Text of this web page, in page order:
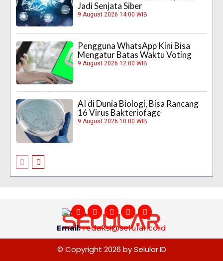
Jadi Senjata Siber
9 August 2026 14:00 WIB
Pengguna WhatsApp Kini Bisa
Mengatur Batas Waktu Voting
9 August 2026 12:00 WIB
AI di Dunia Biologi, Bisa Rancang
16 Virus Bakteriofage
9 August 2026 10:00 WIB
Email:redaksi@selular.co.id
© Copyright 2026 by Selular.ID